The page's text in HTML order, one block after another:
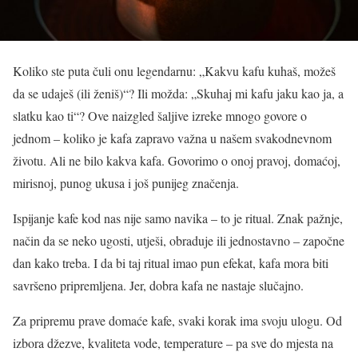
Koliko ste puta čuli onu legendarnu: „Kakvu kafu kuhaš, možeš
da se udaješ (ili ženiš)“? Ili možda: „Skuhaj mi kafu jaku kao ja, a
slatku kao ti“? Ove naizgled šaljive izreke mnogo govore o
jednom – koliko je kafa zapravo važna u našem svakodnevnom
životu. Ali ne bilo kakva kafa. Govorimo o onoj pravoj, domaćoj,
mirisnoj, punog ukusa i još punijeg značenja.
Ispijanje kafe kod nas nije samo navika – to je ritual. Znak pažnje,
način da se neko ugosti, utješi, obraduje ili jednostavno – započne
dan kako treba. I da bi taj ritual imao pun efekat, kafa mora biti
savršeno pripremljena. Jer, dobra kafa ne nastaje slučajno.
Za pripremu prave domaće kafe, svaki korak ima svoju ulogu. Od
izbora džezve, kvaliteta vode, temperature – pa sve do mjesta na